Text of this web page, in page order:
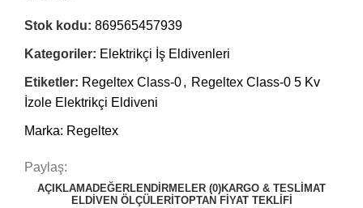
Stok kodu: 869565457939
Kategoriler: Elektrikçi İş Eldivenleri
Etiketler: Regeltex Class-0, Regeltex Class-0 5 Kv
İzole Elektrikçi Eldiveni
Marka: Regeltex
Paylaş:
AÇIKLAMADEĞERLENDIRMELER (0)KARGO & TESLIMAT
ELDİVEN ÖLÇÜLERİ TOPTAN FİYAT TEKLİFİ